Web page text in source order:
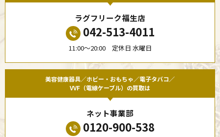
ラグフリーク福生店
042-513-4011
11:00〜20:00 定休日 水曜日
美容健康器具／ホビー・おもちゃ／電子タバコ／
VVF（電線ケーブル）の買取は
ネット事業部
0120-900-538